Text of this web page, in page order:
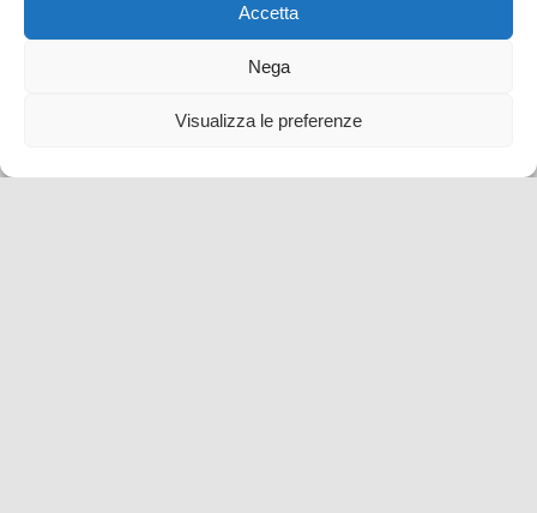
Accetta
Nega
Visualizza le preferenze
Cosa vedere a Casole d’Elsa, il borgo toscano degli
Toscana- blog tour SMT e viaggi